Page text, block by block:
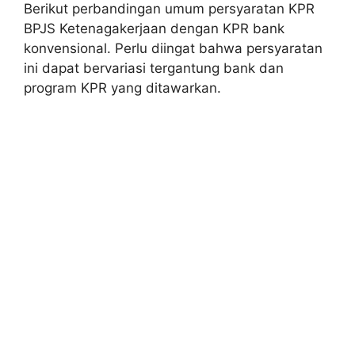
Berikut perbandingan umum persyaratan KPR
BPJS Ketenagakerjaan dengan KPR bank
konvensional. Perlu diingat bahwa persyaratan
ini dapat bervariasi tergantung bank dan
program KPR yang ditawarkan.